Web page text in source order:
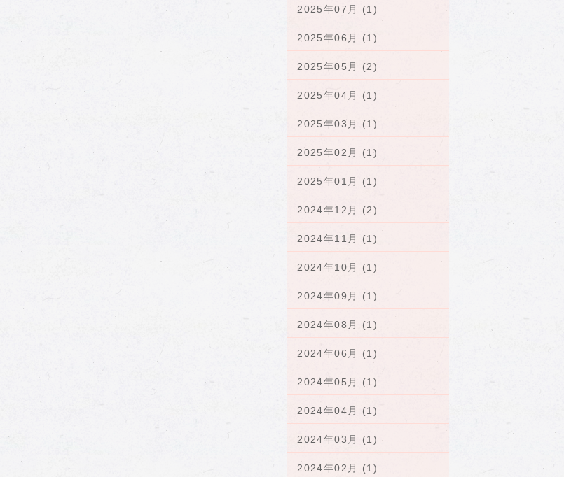
2025年07月 (1)
2025年06月 (1)
2025年05月 (2)
2025年04月 (1)
2025年03月 (1)
2025年02月 (1)
2025年01月 (1)
2024年12月 (2)
2024年11月 (1)
2024年10月 (1)
2024年09月 (1)
2024年08月 (1)
2024年06月 (1)
2024年05月 (1)
2024年04月 (1)
2024年03月 (1)
2024年02月 (1)